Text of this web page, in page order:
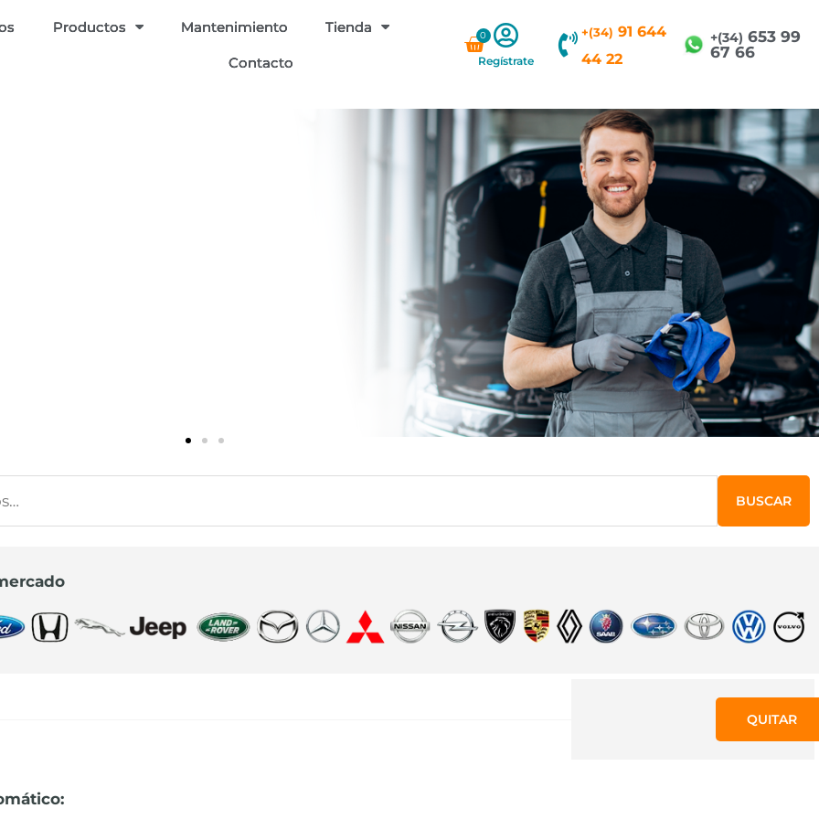
Productos Mantenimiento Tienda
Contacto
0
Carrito
Regístrate
+(34) 91 644
44 22
+(34) 653 99
67 66
BUSCAR
QUITAR